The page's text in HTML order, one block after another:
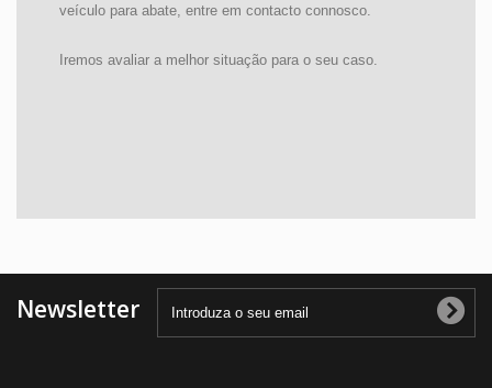
veículo para abate, entre em contacto connosco.
Iremos avaliar a melhor situação para o seu caso.
Newsletter